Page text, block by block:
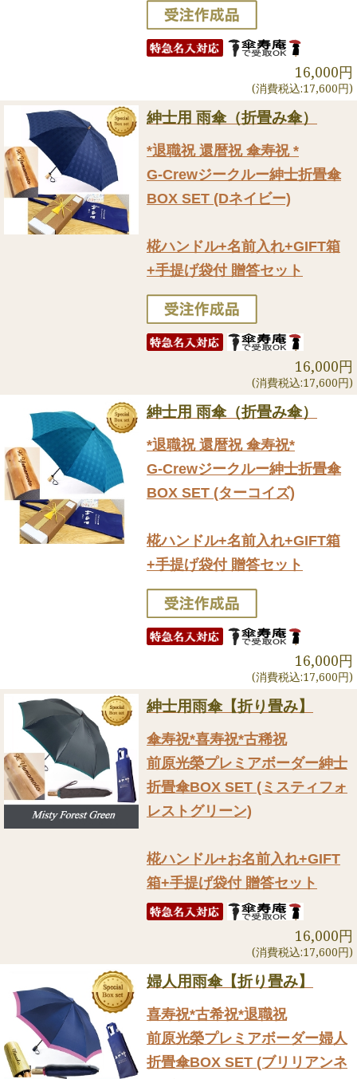
16,000円
(消費税込:17,600円)
紳士用 雨傘（折畳み傘）
*退職祝 還暦祝 傘寿祝 *
G-Crewジークルー紳士折畳傘
BOX SET (Dネイビー)
椛ハンドル+名前入れ+GIFT箱
+手提げ袋付 贈答セット
16,000円
(消費税込:17,600円)
紳士用 雨傘（折畳み傘）
*退職祝 還暦祝 傘寿祝*
G-Crewジークルー紳士折畳傘
BOX SET (ターコイズ)
椛ハンドル+名前入れ+GIFT箱
+手提げ袋付 贈答セット
16,000円
(消費税込:17,600円)
紳士用雨傘【折り畳み】
傘寿祝*喜寿祝*古稀祝
前原光榮プレミアボーダー紳士
折畳傘BOX SET (ミスティフォ
レストグリーン)
椛ハンドル+お名前入れ+GIFT
箱+手提げ袋付 贈答セット
16,000円
(消費税込:17,600円)
婦人用雨傘【折り畳み】
喜寿祝*古希祝*退職祝
前原光榮プレミアボーダー婦人
折畳傘BOX SET (ブリリアンネ